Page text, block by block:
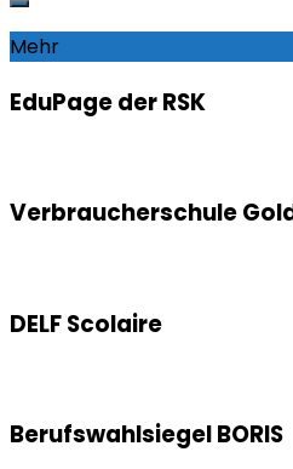
Mehr
EduPage der RSK
Verbraucherschule
DELF Scolaire
Berufswahlsiegel BORIS